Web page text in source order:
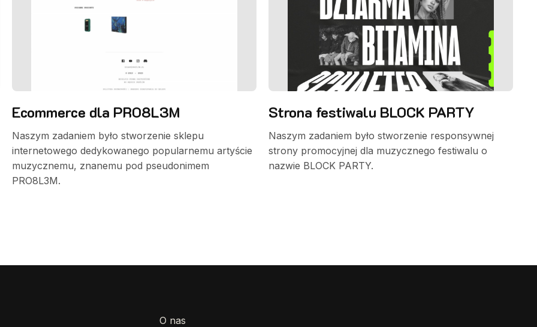
Ecommerce dla PRO8L3M
Naszym zadaniem było stworzenie sklepu
internetowego dedykowanego popularnemu artyście
muzycznemu, znanemu pod pseudonimem
PRO8L3M.
Strona festiwalu BLOCK PARTY
Naszym zadaniem było stworzenie responsywnej
strony promocyjnej dla muzycznego festiwalu o
nazwie BLOCK PARTY.
O nas